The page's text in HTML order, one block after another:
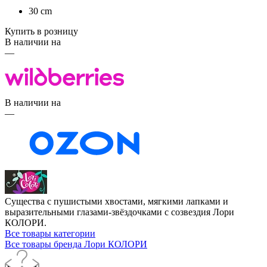
30 cm
Купить в розницу
В наличии на
—
В наличии на
—
Существа с пушистыми хвостами, мягкими лапками и
выразительными глазами-звёздочками с созвездия Лори
КОЛОРИ.
Все товары категории
Все товары бренда Лори КОЛОРИ